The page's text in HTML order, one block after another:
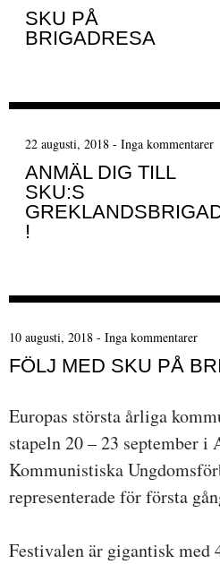
SKU PÅ
BRIGADRESA
22 augusti, 2018 - Inga kommentarer
ANMÄL DIG TILL
SKU:S
!
10 augusti, 2018 - Inga kommentarer
FÖLJ MED SKU PÅ
Europas största årliga
stapeln 20 – 23 september i
Kommunistiska
representerade för första
Festivalen är gigantisk med